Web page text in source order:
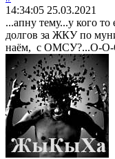
14:34:05 25.03.2021
...апну тему...у кого
долгов за ЖКУ по
наём, с ОМСУ?...О-О-